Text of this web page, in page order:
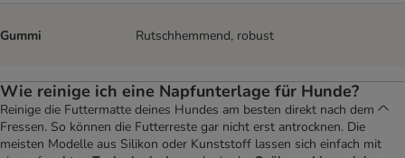
Gummi Rutschhemmend, robust
Wie reinige ich eine Napfunterlage für Hunde?
Reinige die Futtermatte deines Hundes am besten direkt nach dem
Fressen. So können die Futterreste gar nicht erst antrocknen. Die
meisten Modelle aus Silikon oder Kunststoff lassen sich einfach mit